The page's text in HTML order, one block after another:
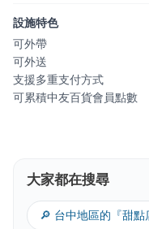
設施特色
可外帶
可外送
支援多重支付方式
可累積中友百貨會員點數
大家都在搜尋
🔎 台中地區的『甜點